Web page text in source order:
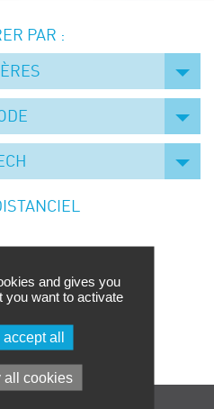
Transfer Catalysis for
15 and 16, 2026
ON GREEN
PAR :
and gives you
you want to activate
all
all cookies